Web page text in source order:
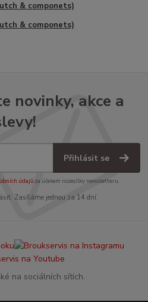
& componets)
& componets)
novinky, akce a
Přihlásit se
údajůza účelem rozesílky newsletteru.
Zasíláme jednou za 14 dní.
na sociálních sítích.